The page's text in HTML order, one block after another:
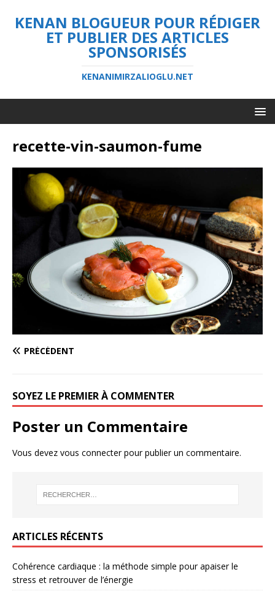
KENAN BLOGUEUR POUR RÉDIGER
ET PUBLIER DES ARTICLES
SPONSORISÉS
KENANIMIRZALIOGLU.NET
recette-vin-saumon-fume
PRÉCÉDENT
SOYEZ LE PREMIER À COMMENTER
Poster un Commentaire
Vous devez vous connecterpour publier un commentaire.
ARTICLES RÉCENTS
Cohérence cardiaque : la méthode simple pour apaiser le
stress et retrouver de l’énergie